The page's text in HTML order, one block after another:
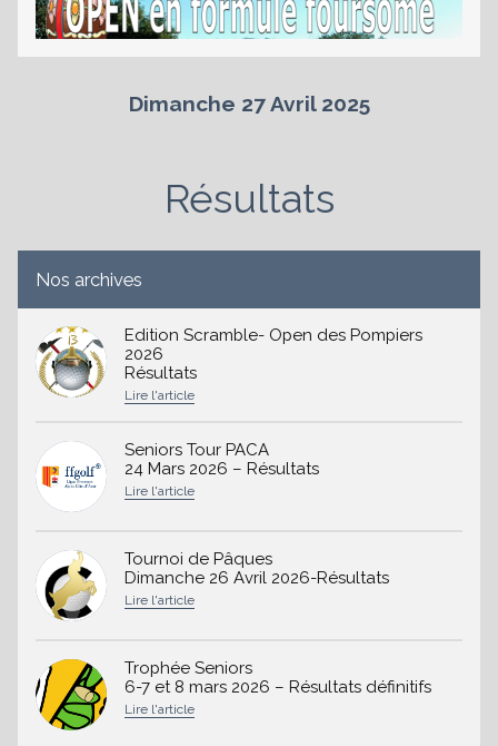
Dimanche 27 Avril 2025
Résultats
Nos archives
Edition Scramble- Open des Pompiers
2026
Résultats
Seniors Tour PACA
24 Mars 2026 – Résultats
Tournoi de Pâques
Dimanche 26 Avril 2026-Résultats
Trophée Seniors
6-7 et 8 mars 2026 – Résultats définitifs